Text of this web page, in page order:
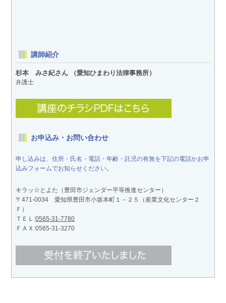
講師紹介
杉本 みさ紀さん （愛知ひまわり法律事務所）
弁護士
お申込み・お問い合わせ
申し込みは、住所・氏名・電話・年齢・託児の有無を下記の電話かお申
込みフォームでお知らせください。
キラッ☆とよた（豊田市ジェンダー平等推進センター）
〒471-0034 愛知県豊田市小坂本町１－２５（産業文化センター２
Ｆ）
ＴＥＬ:0565-31-7780
ＦＡＸ:0565-31-3270